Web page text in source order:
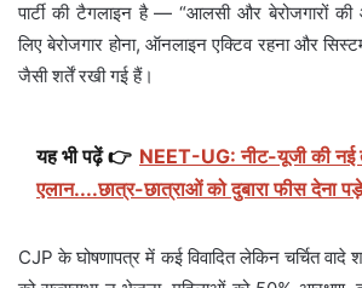
पार्टी की टैगलाइन है — “आलसी और बेरोजगारों
लिए बेरोजगार होना, ऑनलाइन एक्टिव रहना और
जैसी शर्तें रखी गई हैं।
यह भी पढ़ें 👉 NEET-UG: नीट-यूजी की नई
एलान....छात्र-छात्राओं को दुबारा फीस देना
CJP के घोषणापत्र में कई विवादित लेकिन चर्चित वादे